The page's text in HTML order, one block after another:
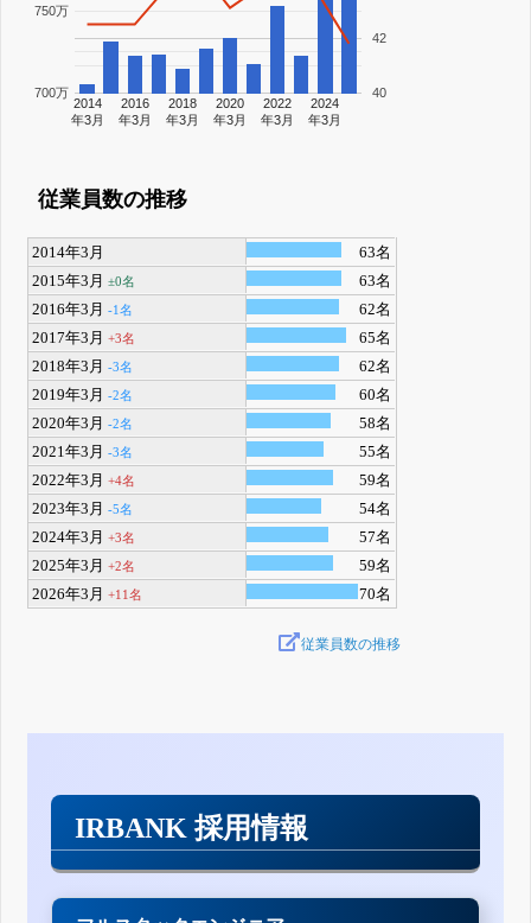
2014
年3月
2016
年3月
2018
年3月
2020
年3月
2022
年3月
2024
年3月
700万
750万
40
42
従業員数の推移
2014年3月
63名
2015年3月±0名
63名
2016年3月-1名
62名
2017年3月+3名
65名
2018年3月-3名
62名
2019年3月-2名
60名
2020年3月-2名
58名
2021年3月-3名
55名
2022年3月+4名
59名
2023年3月-5名
54名
2024年3月+3名
57名
2025年3月+2名
59名
2026年3月+11名 70名
従業員数の推移
IRBANK 採用情報